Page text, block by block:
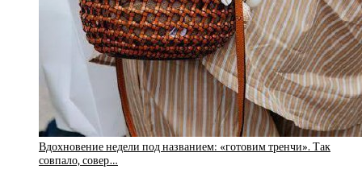
Вдохновение недели под названием: «готовим тренчи». Так
совпало, совер…